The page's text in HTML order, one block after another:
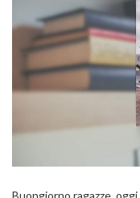
Buongiorno ragazze,